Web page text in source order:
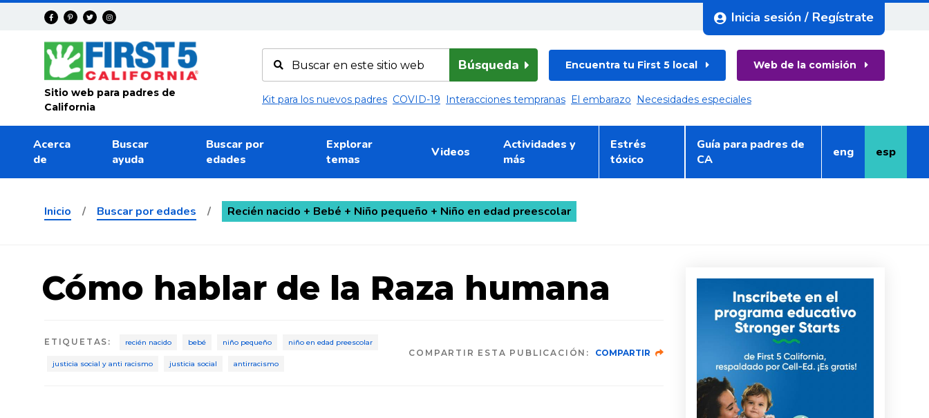
Avanza
Inicia sesión / Regístrate
Sitio web para padres de
California
Búsqueda Encuentra tu First 5 local Web de la comisión
Kit para los nuevos padres COVID-19 Interacciones tempranas El embarazo Necesidades especiales
Acerca
de
Buscar
ayuda
Buscar por
edades
Explorar
temas
Videos
Actividades y
más
Estrés
tóxico
Guía para padres de
CA
eng
Inglés esp
Español
Inicio / Buscar por edades / Recién nacido + Bebé + Niño pequeño + Niño en edad preescolar
Cómo hablar de la Raza humana
ETIQUETAS : recién nacido bebé niño pequeño niño en edad preescolar
justicia social y anti racismo justicia social antirracismo
COMPARTIR ESTA PUBLICACIÓN: COMPARTIR